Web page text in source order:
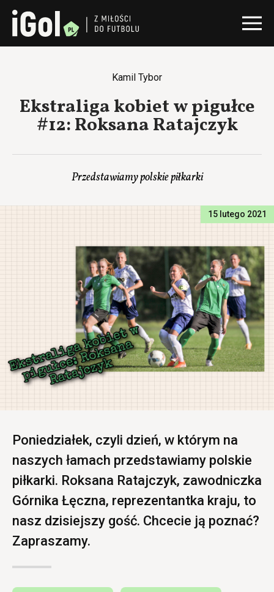
Kamil Tybor
Ekstraliga kobiet w pigułce
#12: Roksana Ratajczyk
Przedstawiamy polskie piłkarki
15 lutego 2021
Poniedziałek, czyli dzień, w którym na
naszych łamach przedstawiamy polskie
piłkarki. Roksana Ratajczyk, zawodniczka
Górnika Łęczna, reprezentantka kraju, to
nasz dzisiejszy gość. Chcecie ją poznać?
Zapraszamy.